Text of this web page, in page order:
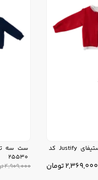
ست سه تیکه دخترانه جاستیفای Justify کد
2,369,000تومان
25530
4,909,000